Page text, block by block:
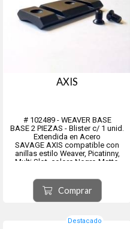
AXIS
# 102489 - WEAVER BASE
BASE 2 PIEZAS - Blister c/ 1 unid.
Extendida en Acero
SAVAGE AXIS compatible con
anillas estilo Weaver, Picatinny,
Multi Slot, colore Negro Matte.
Antes de Junio 2021 - Tornillo 6-48
(finos)
Despues de Junio 2021 - Tornillo 8-
Comprar
Destacado